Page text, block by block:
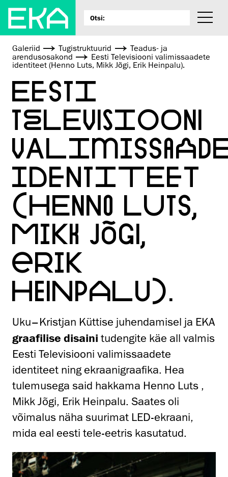
Galeriid Tugistruktuurid
Teadus- ja
arendusosakond
Eesti Televisiooni valimissaadete
identiteet (Henno Luts, Mikk Jõgi, Erik Heinpalu).
EESTI
TELEVISIOONI
IDENTITEET
(HENNO LUTS,
MIKK JÕGI,
ERIK
HEINPALU).
Uku–Kristjan Küttise juhendamisel ja EKA
graafilise disaini tudengite käe all valmis
Eesti Televisiooni valimissaadete
identiteet ning ekraanigraafika. Hea
tulemusega said hakkama Henno Luts ,
Mikk Jõgi, Erik Heinpalu. Saates oli
võimalus näha suurimat LED-ekraani,
mida eal eesti tele-eetris kasutatud.